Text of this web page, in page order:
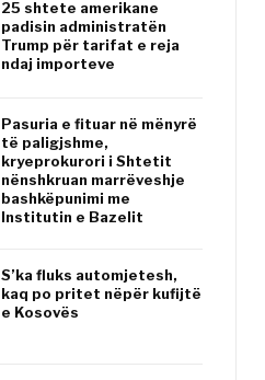
25 shtete amerikane
padisin administratën
Trump për tarifat e reja
ndaj importeve
Pasuria e fituar në mënyrë
të paligjshme,
kryeprokurori i Shtetit
nënshkruan marrëveshje
bashkëpunimi me
Institutin e Bazelit
S’ka fluks automjetesh,
kaq po pritet nëpër kufijtë
e Kosovës